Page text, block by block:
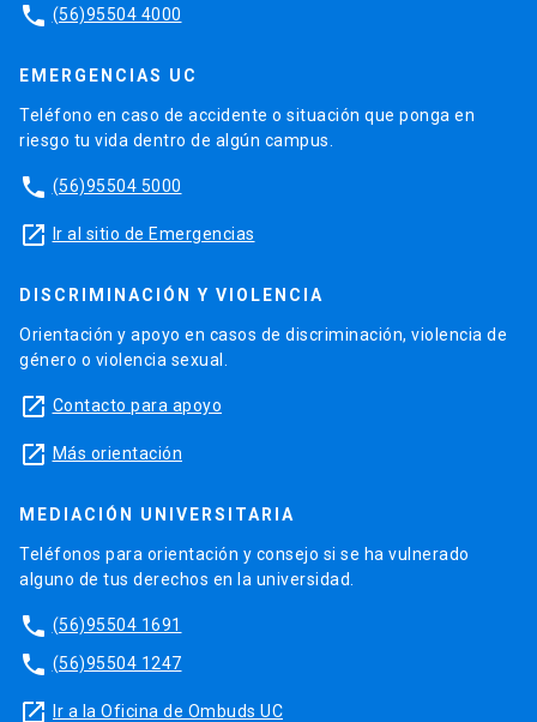
phone (56)95504 4000
EMERGENCIAS UC
Teléfono en caso de accidente o situación que ponga en
riesgo tu vida dentro de algún campus.
phone (56)95504 5000
launch Ir al sitio de Emergencias
DISCRIMINACIÓN Y VIOLENCIA
Orientación y apoyo en casos de discriminación, violencia de
género o violencia sexual.
launch Contacto para apoyo
launch Más orientación
MEDIACIÓN UNIVERSITARIA
Teléfonos para orientación y consejo si se ha vulnerado
alguno de tus derechos en la universidad.
phone (56)95504 1691
phone (56)95504 1247
launch Ir a la Oficina de Ombuds UC